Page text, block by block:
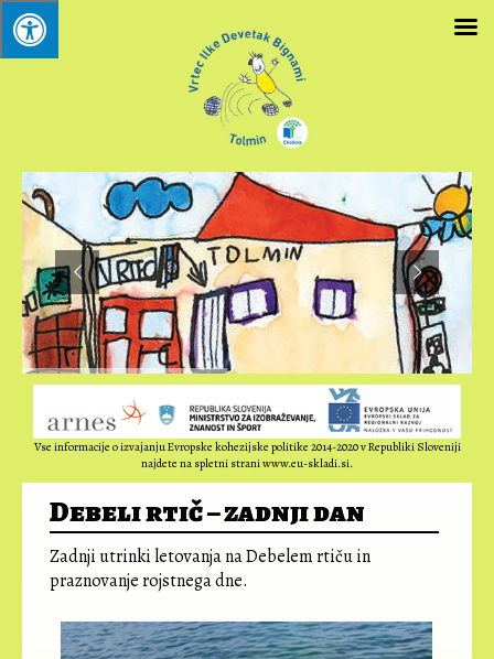
Vse informacije o izvajanju Evropske kohezijske politike 2014-2020 v Republiki Sloveniji
najdete na spletni strani www.eu-skladi.si.
Debeli rtič – zadnji dan
Zadnji utrinki letovanja na Debelem rtiču in
praznovanje rojstnega dne.